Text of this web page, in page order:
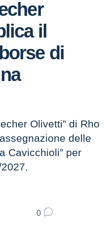
il
di
Olivetti” di Rho
delle
Cavicchioli” per
0